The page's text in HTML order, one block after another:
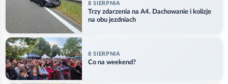
8 SIERPNIA
Trzy zdarzenia na A4. Dachowanie i kolizje
na obu jezdniach
8 SIERPNIA
Co na weekend?